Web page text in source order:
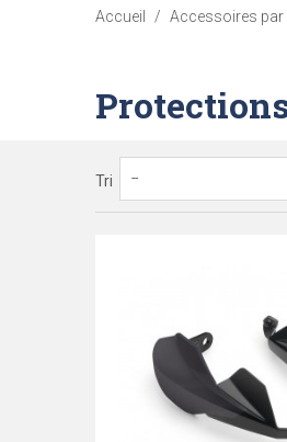
Accueil / Accessoires par
Tri --